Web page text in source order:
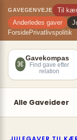
Spring
indhold
GAVEGENVEJE Til
Anderledes gaver
ForsidePrivatlivspolitik
⌘
Gavekompas
Find gave efter
relation
Alle Gaveideer